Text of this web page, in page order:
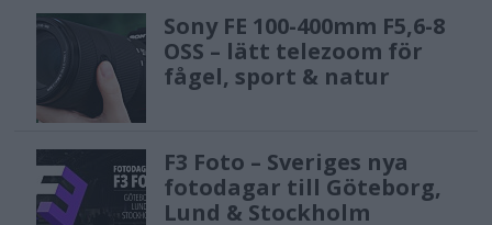
Sony FE 100-400mm F5,6-8
OSS – lätt telezoom för
fågel, sport & natur
F3 Foto – Sveriges nya
fotodagar till Göteborg,
Lund & Stockholm